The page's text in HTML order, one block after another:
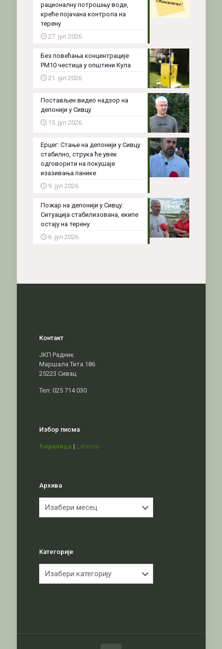
рационалну потрошњу воде,
креће појачана контрола на
терену
27. јул 2026.
Без повећања концентрације
PM10 честица у општини Кула
21. јул 2026.
Постављен видео надзор на
депонији у Сивцу
15. јул 2026.
Ерцег: Стање на депонији у Сивцу
стабилно, струка ће увек
одговорити на покушаје
изазивања панике
9. јул 2026.
Пожар на депонији у Сивцу:
Ситуација стабилизована, екипе
остају на терену
6. јул 2026.
Контакт
ЈКП Радник
Маршала Тита 186
25223 Сивац
Тел: 025 714 030
Избор писма
Ћирилица | Latinica
Архива
Категорије